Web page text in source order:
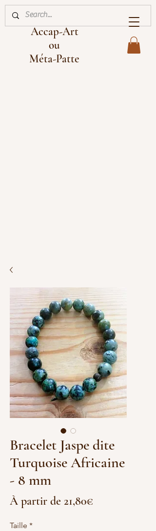
Accap-Art
ou
Méta-Patte
Bracelet Jaspe dite
Turquoise Africaine
- 8 mm
À partir de 21,80€
Taille *